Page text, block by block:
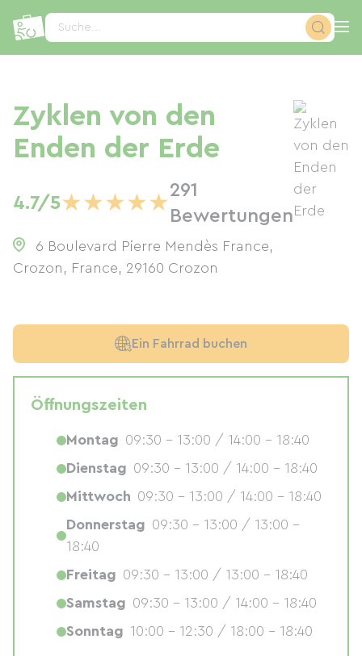
Suche...
Zyklen von den
Enden der Erde
4.7/5★★★★★
291
Bewertungen
6 Boulevard Pierre Mendès France,
Crozon, France, 29160 Crozon
Ein Fahrrad buchen
Öffnungszeiten
Montag 09:30 - 13:00 / 14:00 - 18:40
Dienstag 09:30 - 13:00 / 14:00 - 18:40
Mittwoch 09:30 - 13:00 / 14:00 - 18:40
Donnerstag 09:30 - 13:00 / 13:00 -
18:40
Freitag 09:30 - 13:00 / 13:00 - 18:40
Samstag 09:30 - 13:00 / 14:00 - 18:40
Sonntag 10:00 - 12:30 / 18:00 - 18:40
Cookie-Einstellungen